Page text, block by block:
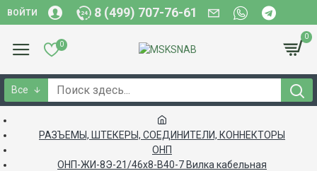
ВОЙТИ 8 (499) 707-76-61
0
0
Все
РАЗЪЕМЫ, ШТЕКЕРЫ, СОЕДИНИТЕЛИ, КОННЕКТОРЫ
ОНП
ОНП-ЖИ-8Э-21/46х8-В40-7 Вилка кабельная